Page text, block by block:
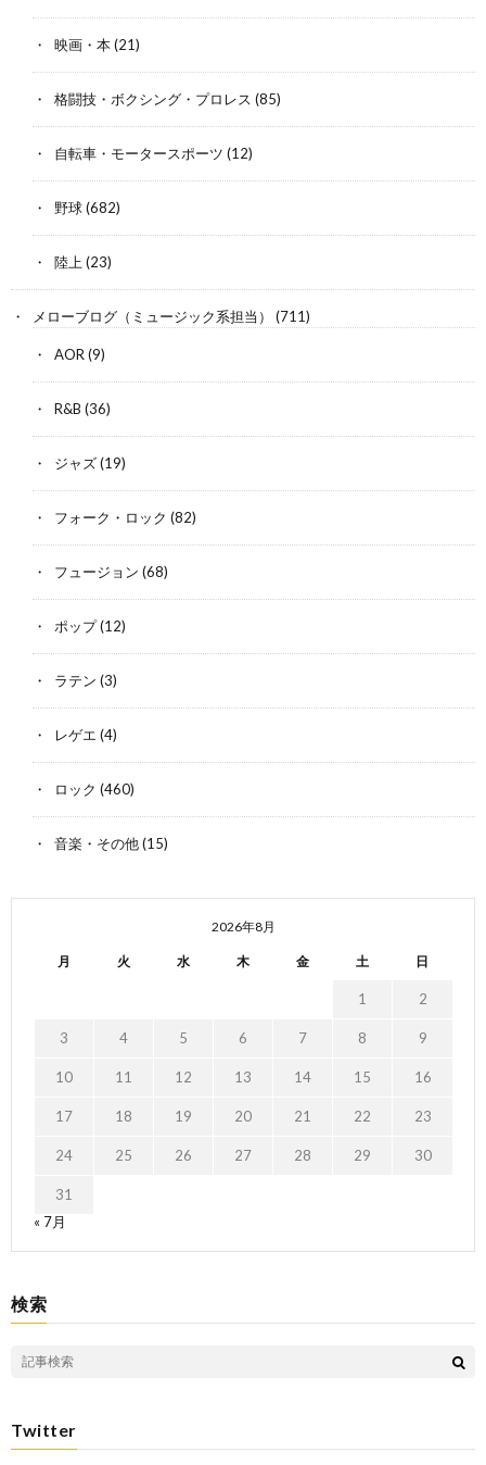
映画・本(21)
格闘技・ボクシング・プロレス (85)
自転車・モータースポーツ (12)
野球(682)
陸上 (23)
メローブログ（ミュージック系担当） (711)
AOR (9)
R&B (36)
ジャズ(19)
フォーク・ロック (82)
フュージョン (68)
ポップ(12)
ラテン (3)
レゲエ (4)
ロック (460)
音楽・その他(15)
2026年8月
月 火 水 木 金 土 日
1 2
3 4 5 6 7 8 9
10 11 12 13 14 15 16
17 18 19 20 21 22 23
24 25 26 27 28 29 30
31
« 7月
検索
Twitter